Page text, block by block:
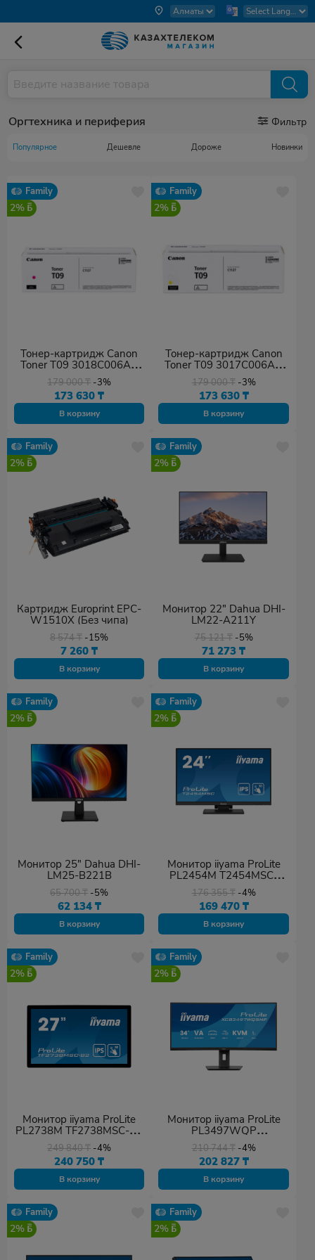
Оргтехника и периферия Фильтр
Популярное Дешевле Дороже Новинки
Family
2%
Тонер-картридж Canon
Toner T09 3018C006AA
пурпурный
179 000₸ -3%
173 630₸
В корзину
Family
2%
Тонер-картридж Canon
Toner T09 3017C006AA
желтый
179 000₸ -3%
173 630 ₸
В корзину
Family
2%
Картридж Europrint EPC-
W1510X (Без чипа)
8 574₸ -15%
7 260₸
В корзину
Family
2%
Монитор 22" Dahua DHI-
LM22-A211Y
75 121₸ -5%
71 273₸
В корзину
Family
2%
Монитор 25" Dahua DHI-
LM25-B221B
65 700₸ -5%
62 134 ₸
В корзину
Family
2%
Монитор iiyama ProLite
PL2454M T2454MSC-
B2AG 24"
176 355₸ -4%
169 470 ₸
В корзину
Family
2%
Монитор iiyama ProLite
PL2738M TF2738MSC-B2
A 27"
249 840₸ -4%
240 750₸
В корзину
Family
2%
Монитор iiyama ProLite
PL3497WQP
XCB3497WQSNP-B1 34"
210 744₸ -4%
202 827 ₸
В корзину
Family
2%
Family
2%